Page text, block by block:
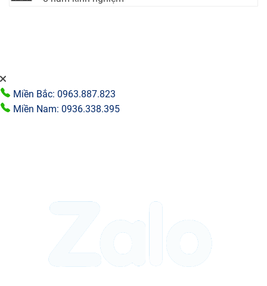
Miền Bắc: 0963.887.823
Miền Nam: 0936.338.395